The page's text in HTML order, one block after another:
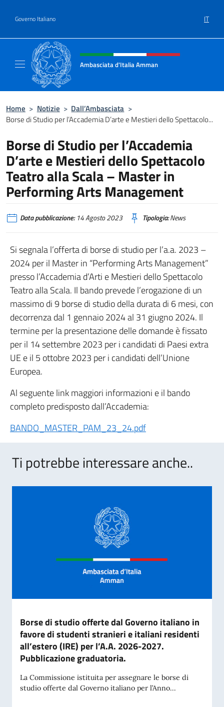
Governo Italiano IT
Intestazione sito, social e menù
Ambasciata d'Italia Amman
Home > Notizie > Dall’Ambasciata >
Borse di Studio per l’Accademia D’arte e Mestieri dello Spettacolo...
Borse di Studio per l’Accademia
D’arte e Mestieri dello Spettacolo
Teatro alla Scala – Master in
Performing Arts Management
Data pubblicazione:14 Agosto 2023 Tipologia:News
Si segnala l’offerta di borse di studio per l’a.a. 2023 –
2024 per il Master in “Performing Arts Management”
presso l’Accademia d’Arti e Mestieri dello Spettacolo
Teatro alla Scala. Il bando prevede l’erogazione di un
massimo di 9 borse di studio della durata di 6 mesi, con
decorrenza dal 1 gennaio 2024 al 31 giugno 2024. Il
termine per la presentazione delle domande è fissato
per il 14 settembre 2023 per i candidati di Paesi extra
UE e il 5 ottobre 2023 per i candidati dell’Unione
Europea.
Al seguente link maggiori informazioni e il bando
completo predisposto dall’Accademia:
BANDO_MASTER_PAM_23_24.pdf
Ti potrebbe interessare anche..
Borse di studio offerte dal Governo italiano in
favore di studenti stranieri e italiani residenti
all’estero (IRE) per l’A.A. 2026-2027.
Pubblicazione graduatoria.
La Commissione istituita per assegnare le borse di
studio offerte dal Governo italiano per l’Anno...